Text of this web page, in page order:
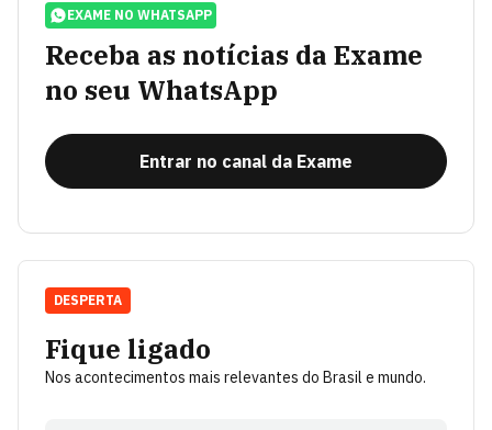
EXAME NO WHATSAPP
Receba as notícias da Exame
no seu WhatsApp
Entrar no canal da Exame
Fique ligado
Nos acontecimentos mais relevantes do Brasil e mundo.
DESPERTA